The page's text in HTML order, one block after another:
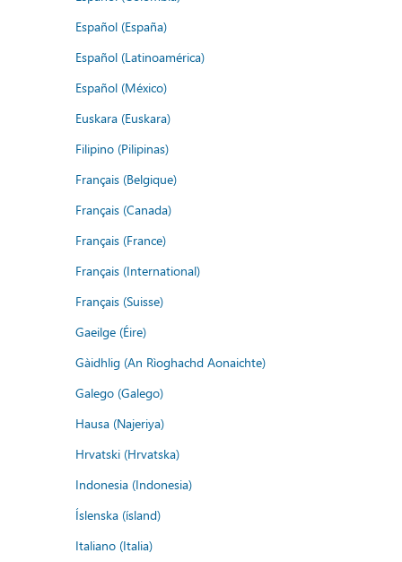
Español (España)
Español (Latinoamérica)
Español (México)
Euskara (Euskara)
Filipino (Pilipinas)
Français (Belgique)
Français (Canada)
Français (France)
Français (International)
Français (Suisse)
Gaeilge (Éire)
Gàidhlig (An Rìoghachd Aonaichte)
Galego (Galego)
Hausa (Najeriya)
Hrvatski (Hrvatska)
Indonesia (Indonesia)
Íslenska (ísland)
Italiano (Italia)